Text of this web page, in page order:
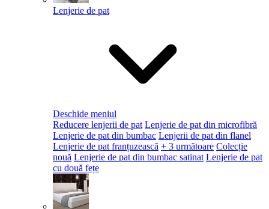
Lenjerie de pat
Deschide meniul
Reducere lenjerii de pat Lenjerie de pat din microfibră
Lenjerie de pat din bumbac Lenjerii de pat din flanel
Lenjerie de pat franțuzească + 3 următoare Colecție
nouă Lenjerie de pat din bumbac satinat Lenjerie de pat
cu două fețe